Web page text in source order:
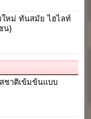
ใหม่ ทันสมัย ไฮไลท์
น)
ชาติเข้มข้นแบบ